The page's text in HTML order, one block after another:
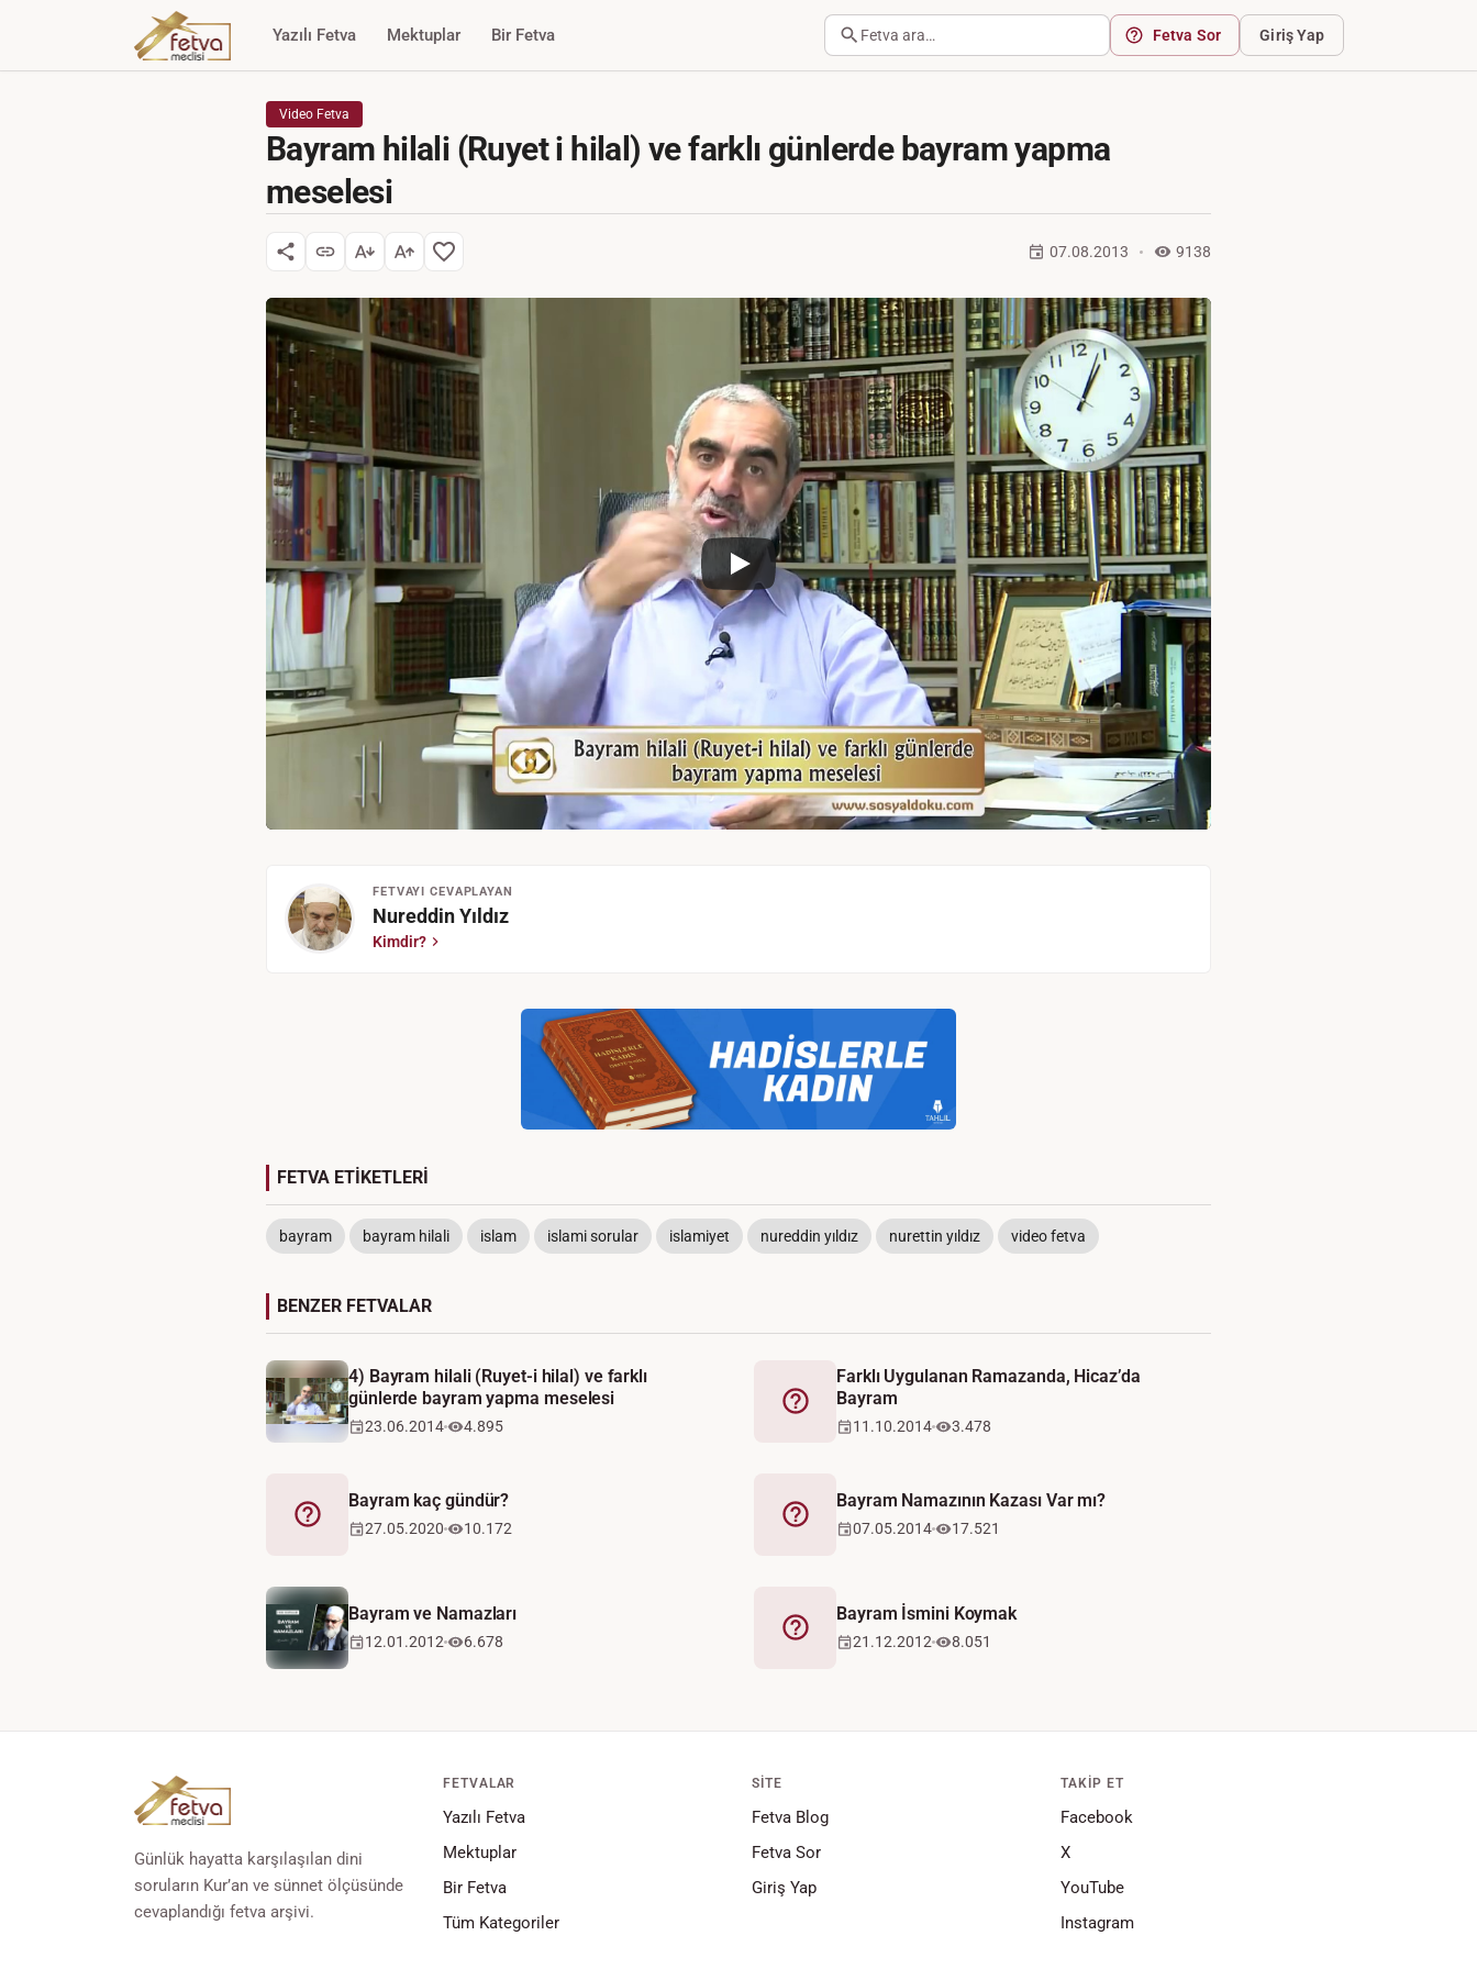
Yazılı Fetva Mektuplar Bir Fetva Fetva ara… Fetva Sor Giriş Yap
Video Fetva
Bayram hilali (Ruyet i hilal) ve farklı günlerde bayram yapma
meselesi
07.08.2013 9138
FETVAYI CEVAPLAYAN
Nureddin Yıldız
Kimdir?
FETVA ETİKETLERİ
bayram bayram hilali islam islami sorular islamiyet nureddin yıldız nurettin yıldız video fetva
BENZER FETVALAR
4) Bayram hilali (Ruyet-i hilal) ve farklı
günlerde bayram yapma meselesi
23.06.2014 4.895
Fetva
Farklı Uygulanan Ramazanda, Hicaz’da
Bayram
11.10.2014 3.478
Fetva
Bayram kaç gündür?
27.05.2020 10.172 Fetva
Bayram Namazının Kazası Var mı?
07.05.2014 17.521
Bayram ve Namazları
12.01.2012 6.678 Fetva
Bayram İsmini Koymak
21.12.2012 8.051
Günlük hayatta karşılaşılan dini
soruların Kur’an ve sünnet ölçüsünde
cevaplandığı fetva arşivi.
FETVALAR
Yazılı Fetva
Mektuplar
Bir Fetva
Tüm Kategoriler
SITE
Fetva Blog
Fetva Sor
Giriş Yap
TAKIP ET
Facebook
X
YouTube
Instagram